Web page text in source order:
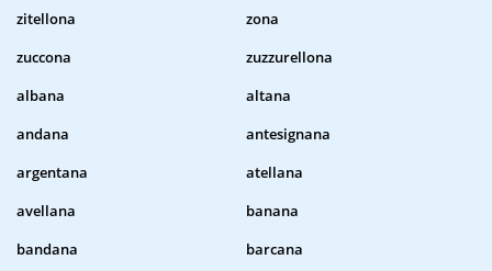
zitellona
zona
zuccona
zuzzurellona
albana
altana
andana
antesignana
argentana
atellana
avellana
banana
bandana
barcana